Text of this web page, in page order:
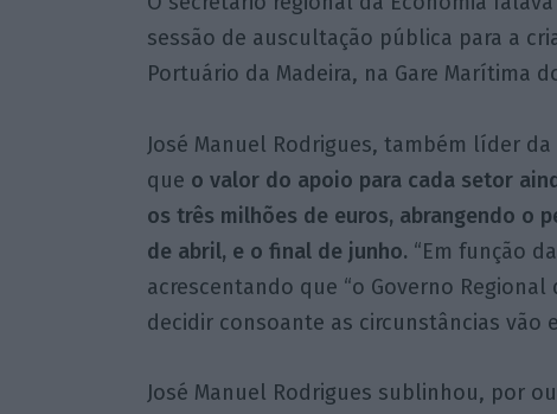
sessão de auscultação pública para a
Portuário da Madeira, na Gare Marítima
José Manuel Rodrigues, também líder
que o valor do apoio para cada setor
os três milhões de euros, abrangendo o
de abril, e o final de junho. “Em função
acrescentando que “o Governo
decidir consoante as circunstâncias vão
José Manuel Rodrigues sublinhou, por